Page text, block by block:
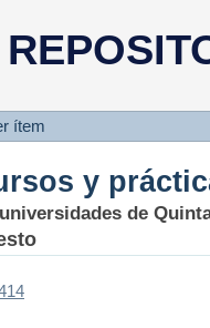
y
ítem
y
de